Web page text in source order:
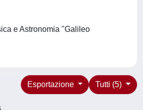
e Astronomia "Galileo
Tutti (5)
Esportazione